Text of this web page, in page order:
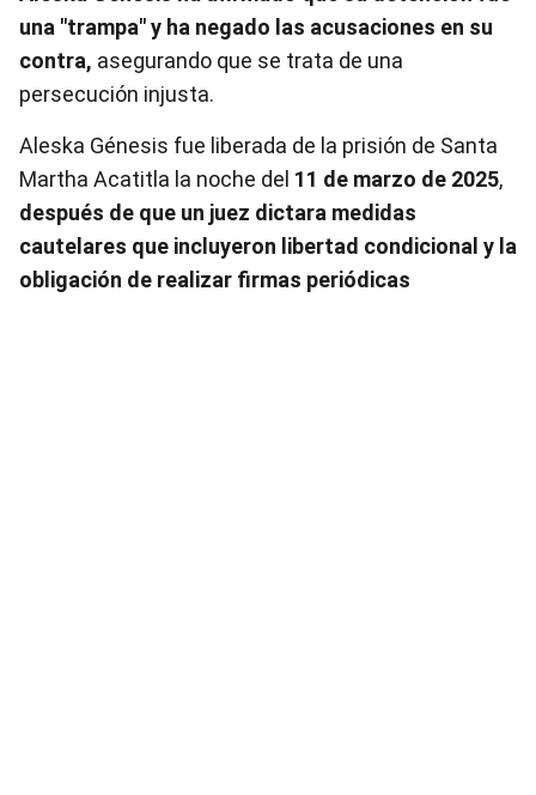
una "trampa" y ha negado las acusaciones en su
contra, asegurando que se trata de una
persecución injusta.
Aleska Génesis fue liberada de la prisión de Santa
Martha Acatitla la noche del 11 de marzo de 2025,
después de que un juez dictara medidas
cautelares que incluyeron libertad condicional y la
obligación de realizar firmas periódicas